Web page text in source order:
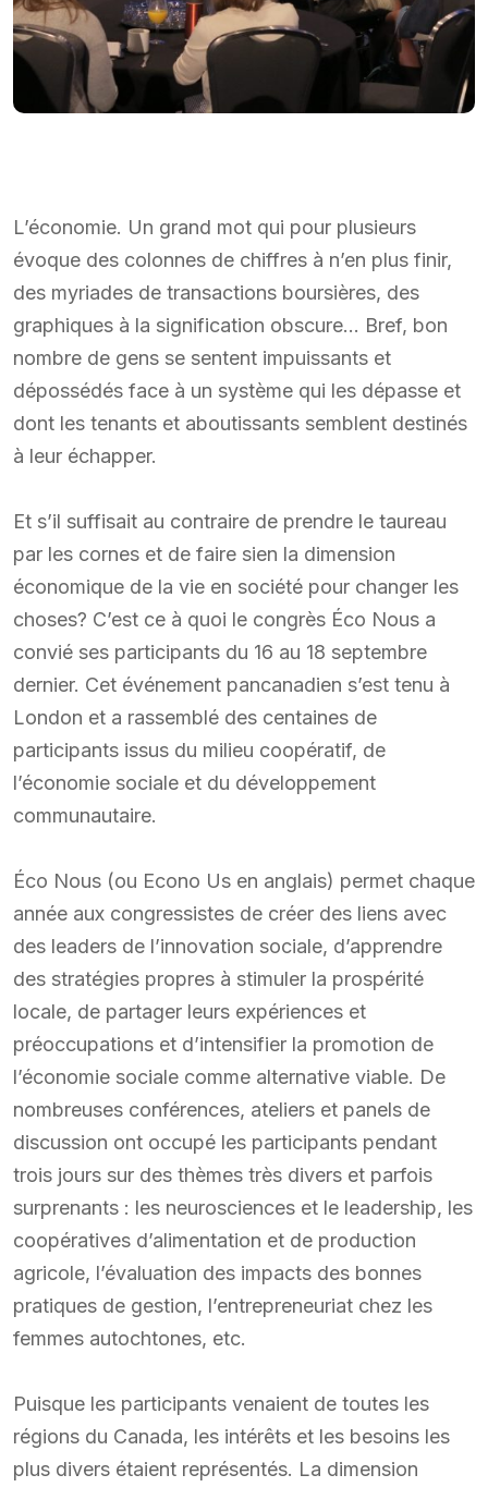
L’économie. Un grand mot qui pour plusieurs
évoque des colonnes de chiffres à n’en plus finir,
des myriades de transactions boursières, des
graphiques à la signification obscure… Bref, bon
nombre de gens se sentent impuissants et
dépossédés face à un système qui les dépasse et
dont les tenants et aboutissants semblent destinés
à leur échapper.
Et s’il suffisait au contraire de prendre le taureau
par les cornes et de faire sien la dimension
économique de la vie en société pour changer les
choses? C’est ce à quoi le congrès Éco Nous a
convié ses participants du 16 au 18 septembre
dernier. Cet événement pancanadien s’est tenu à
London et a rassemblé des centaines de
participants issus du milieu coopératif, de
l’économie sociale et du développement
communautaire.
Éco Nous (ou Econo Us en anglais) permet chaque
année aux congressistes de créer des liens avec
des leaders de l’innovation sociale, d’apprendre
des stratégies propres à stimuler la prospérité
locale, de partager leurs expériences et
préoccupations et d’intensifier la promotion de
l’économie sociale comme alternative viable. De
nombreuses conférences, ateliers et panels de
discussion ont occupé les participants pendant
trois jours sur des thèmes très divers et parfois
surprenants : les neurosciences et le leadership, les
coopératives d’alimentation et de production
agricole, l’évaluation des impacts des bonnes
pratiques de gestion, l’entrepreneuriat chez les
femmes autochtones, etc.
Puisque les participants venaient de toutes les
régions du Canada, les intérêts et les besoins les
plus divers étaient représentés. La dimension